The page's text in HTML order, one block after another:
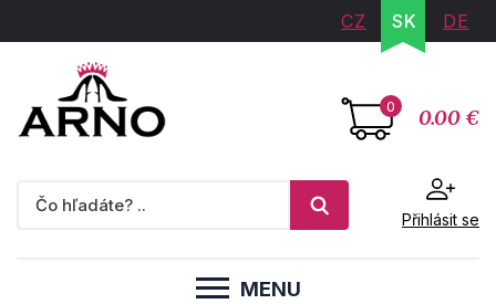
CZ SK DE
0 0.00 €
Přihlásit se
MENU